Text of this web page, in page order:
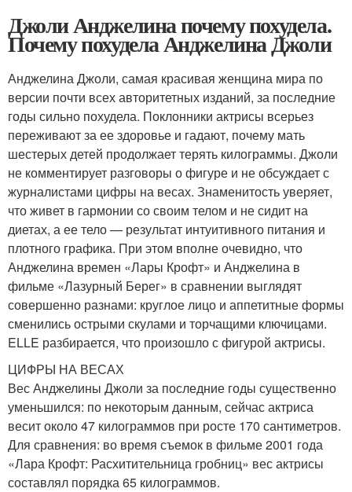
Джоли Анджелина почему похудела.
Почему похудела Анджелина Джоли
Анджелина Джоли, самая красивая женщина мира по
версии почти всех авторитетных изданий, за последние
годы сильно похудела. Поклонники актрисы всерьез
переживают за ее здоровье и гадают, почему мать
шестерых детей продолжает терять килограммы. Джоли
не комментирует разговоры о фигуре и не обсуждает с
журналистами цифры на весах. Знаменитость уверяет,
что живет в гармонии со своим телом и не сидит на
диетах, а ее тело — результат интуитивного питания и
плотного графика. При этом вполне очевидно, что
Анджелина времен «Лары Крофт» и Анджелина в
фильме «Лазурный Берег» в сравнении выглядят
совершенно разнами: круглое лицо и аппетитные формы
сменились острыми скулами и торчащими ключицами.
ELLE разбирается, что произошло с фигурой актрисы.
ЦИФРЫ НА ВЕСАХ
Вес Анджелины Джоли за последние годы существенно
уменьшился: по некоторым данным, сейчас актриса
весит около 47 килограммов при росте 170 сантиметров.
Для сравнения: во время съемок в фильме 2001 года
«Лара Крофт: Расхитительница гробниц» вес актрисы
составлял порядка 65 килограммов.